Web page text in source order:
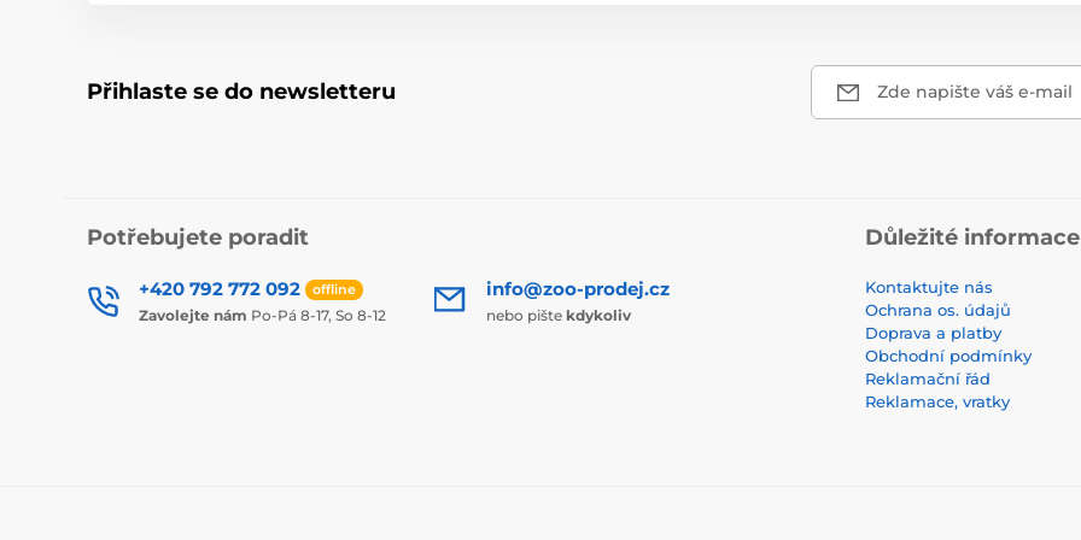
Přihlaste se do newsletteru Zde napište váš e-mail
Potřebujete poradit
+420 792 772 092 offline
Zavolejte nám Po-Pá 8-17, So 8-12
info@zoo-prodej.cz
nebo pište kdykoliv
Důležité informace
Kontaktujte nás
Ochrana os. údajů
Doprava a platby
Obchodní podmínky
Reklamační řád
Reklamace, vratky